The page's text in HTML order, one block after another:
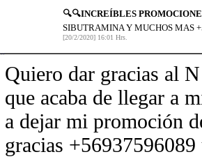
🔍🔍INCREÍBLES
SIBUTRAMINA Y MUCHOS MAS
[20/2/2020] 16:01 Hrs.
Quiero dar gracias al
que acaba de llegar a
a dejar mi promoción
gracias